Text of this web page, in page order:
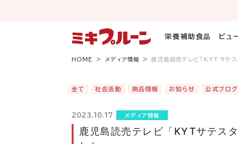
栄養補助食品 ビュ
HOME メディア情報 鹿児島読売テレビ「KYTサテ
全て 社会活動 商品情報 お知らせ 公式ブログ
2023.10.17 メディア情報
鹿児島読売テレビ「KYTサテス